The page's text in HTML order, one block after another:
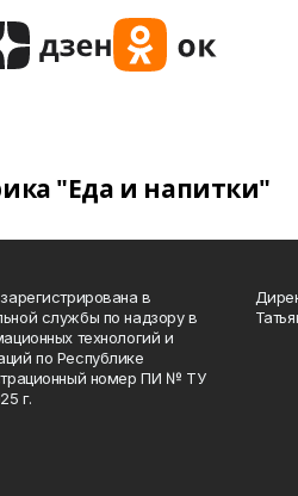
"Еда и напитки"
в
службы по надзору в
технологий и
по Республике
номер ПИ № ТУ
г.